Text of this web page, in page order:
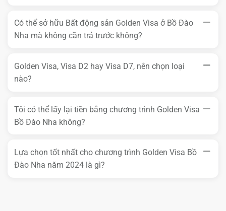
Có thể sở hữu Bất động sản Golden Visa ở Bồ Đào
Nha mà không cần trả trước không?
Golden Visa, Visa D2 hay Visa D7, nên chọn loại
nào?
Tôi có thể lấy lại tiền bằng chương trình Golden Visa
Bồ Đào Nha không?
Lựa chọn tốt nhất cho chương trình Golden Visa Bồ
Đào Nha năm 2024 là gì?